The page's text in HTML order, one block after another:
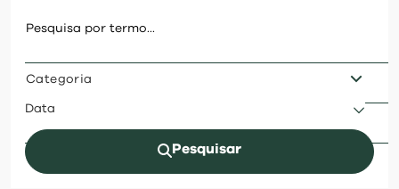
investir
balcão digital
visit
Categoria
Data
Pesquisar